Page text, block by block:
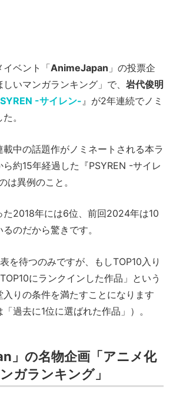
イベント「AnimeJapan 」の投票企
いマンガランキング」で、 岩代俊明
-サイレン- 』が2年連続でノミ
。
中の話題作がノミネートされる本ラ
約15年経過した『PSYREN -サイレ
は異例のこと。
た2018年には6位、前回2024年は10
のだから驚きです。
を待つのみですが、もしTOP10入り
にランクインした作品」という
りの条件を満たすことになります
「過去に1位に選ばれた作品」）。
」の名物企画「アニメ化
ガランキング」